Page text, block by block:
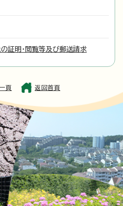
証明・閲覧等及び郵送請求
頁 返回首頁